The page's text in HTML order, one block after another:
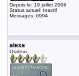
Depuis le: 19 juillet 2006
Status actuel: Inactif
Messages: 6994
alexa
Orateur